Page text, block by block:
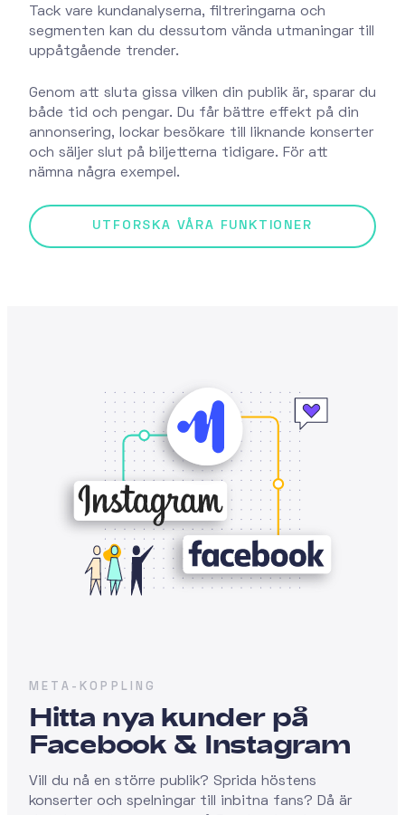
Tack vare kundanalyserna, filtreringarna och
segmenten kan du dessutom vända utmaningar till
uppåtgående trender.
Genom att sluta gissa vilken din publik är, sparar du
både tid och pengar. Du får bättre effekt på din
annonsering, lockar besökare till liknande konserter
och säljer slut på biljetterna tidigare. För att
nämna några exempel.
META-KOPPLING
Hitta nya kunder på
Facebook & Instagram
Vill du nå en större publik? Sprida höstens
konserter och spelningar till inbitna fans? Då är